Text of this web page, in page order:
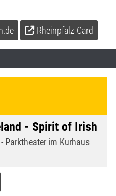
Rheinpfalz-Card
- Spirit of Irish
Parktheater im Kurhaus